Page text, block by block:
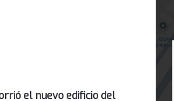
el nuevo edificio del